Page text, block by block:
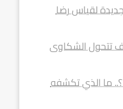
لقياس رضا
تتحول الشكاوى
ما الذي تكشفه